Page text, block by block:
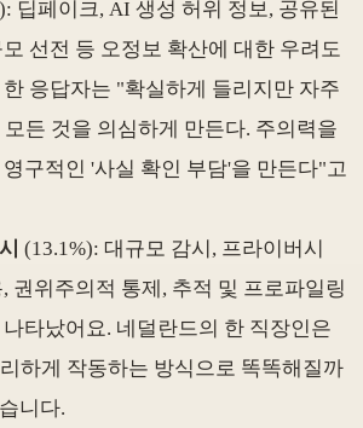
딥페이크, AI 생성 허위 정보, 공유된
선전 등 오정보 확산에 대한 우려도
응답자는 "확실하게 들리지만 자주
든 것을 의심하게 만든다. 주의력을
구적인 '사실 확인 부담'을 만든다"고
(13.1%): 대규모 감시, 프라이버시
권위주의적 통제, 추적 및 프로파일링
타났어요. 네덜란드의 한 직장인은
하게 작동하는 방식으로 똑똑해질까
니다.